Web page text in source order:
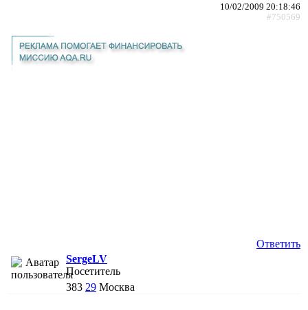
10/02/2009 20:18:46
#750569
Ответить
SergeLV
Посетитель
383 29 Москва